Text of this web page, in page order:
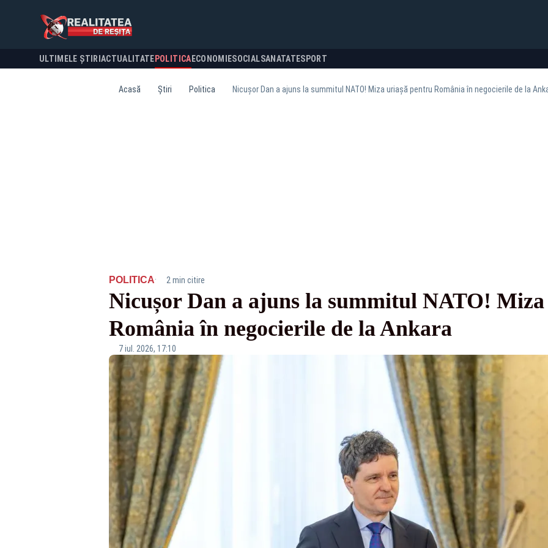
ULTIMELE ȘTIRI ACTUALITATE POLITICA ECONOMIESOCIALSANATATESPORT
Acasă Știri Politica Nicușor Dan a ajuns la summitul NATO! Miza uriașă pentru România în negocierile de la
POLITICA· 2 min citire
Nicușor Dan a ajuns la summitul NATO!
România în negocierile de la Ankara
7 iul. 2026, 17:10